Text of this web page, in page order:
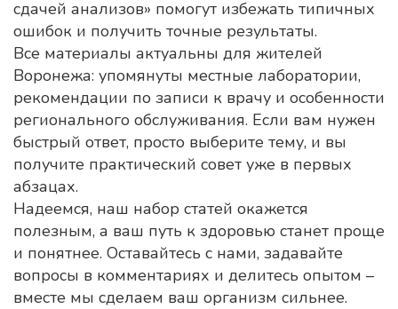
сдачей анализов» помогут избежать типичных
ошибок и получить точные результаты.
Все материалы актуальны для жителей
Воронежа: упомянуты местные лаборатории,
рекомендации по записи к врачу и особенности
регионального обслуживания. Если вам нужен
быстрый ответ, просто выберите тему, и вы
получите практический совет уже в первых
абзацах.
Надеемся, наш набор статей окажется
полезным, а ваш путь к здоровью станет проще
и понятнее. Оставайтесь с нами, задавайте
вопросы в комментариях и делитесь опытом –
вместе мы сделаем ваш организм сильнее.